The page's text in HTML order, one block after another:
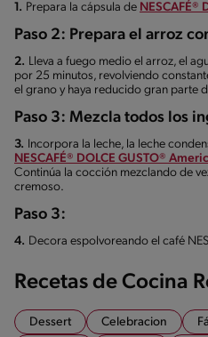
1. Prepara la cápsula de NESCAFÉ®
Paso 2: Prepara el arroz
2. Lleva a fuego medio el arroz, el
por 25 minutos, revolviendo
el grano y haya reducido gran parte
Paso 3: Mezcla todos los
3. Incorpora la leche, la leche
NESCAFÉ® DOLCE GUSTO®
Continúa la cocción mezclando de
cremoso.
Paso 3:
4. Decora espolvoreando el café
Recetas de Cocina
Dessert Celebracion